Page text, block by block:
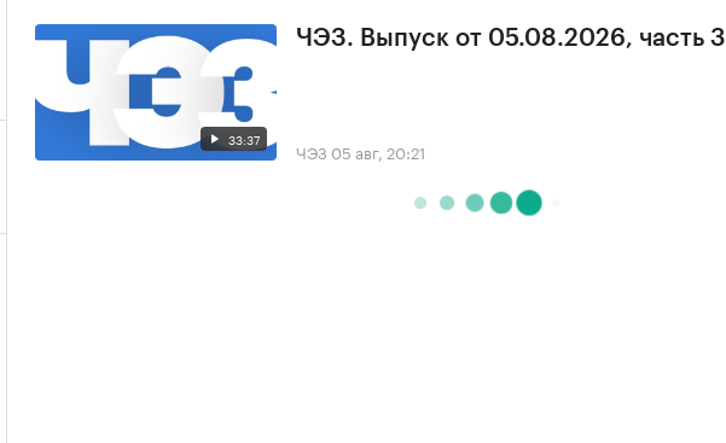
33:37
ЧЭЗ. Выпуск от 05.08.2026, часть 3
ЧЭЗ 05 авг, 20:21